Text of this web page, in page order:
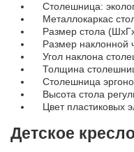
Столешница:
Металлокаркас
Размер стола
Размер наклонной
Угол наклона
Толщина
Столешница
Высота стола
Цвет пластиковых
Детское